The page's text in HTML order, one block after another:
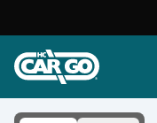
Download